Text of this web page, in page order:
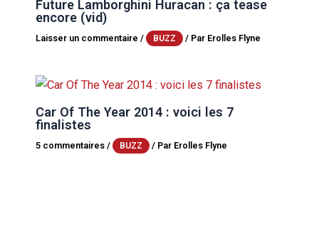
Future Lamborghini Huracan : ça tease
encore (vid)
Laisser un commentaire / BUZZ / Par Erolles Flyne
Car Of The Year 2014 : voici les 7
finalistes
5 commentaires / BUZZ / Par Erolles Flyne